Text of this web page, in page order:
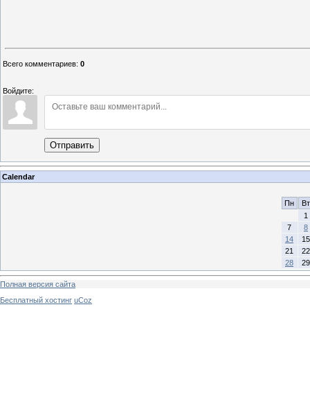
Всего комментариев: 0
Войдите:
Отправить
Calendar
Пн
Вт
1
7
8
14
15
21
22
28
29
Полная версия сайта
Бесплатный хостинг uCoz